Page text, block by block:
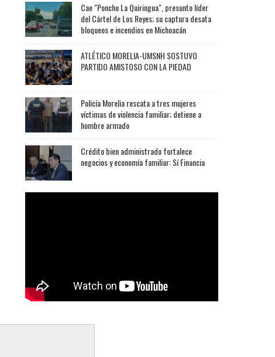
Cae "Poncho La Quiringua", presunto líder
del Cártel de Los Reyes; su captura desata
bloqueos e incendios en Michoacán
ATLÉTICO MORELIA-UMSNH SOSTUVO
PARTIDO AMISTOSO CON LA PIEDAD
Policía Morelia rescata a tres mujeres
víctimas de violencia familiar; detiene a
hombre armado
Crédito bien administrado fortalece
negocios y economía familiar: Sí Financia